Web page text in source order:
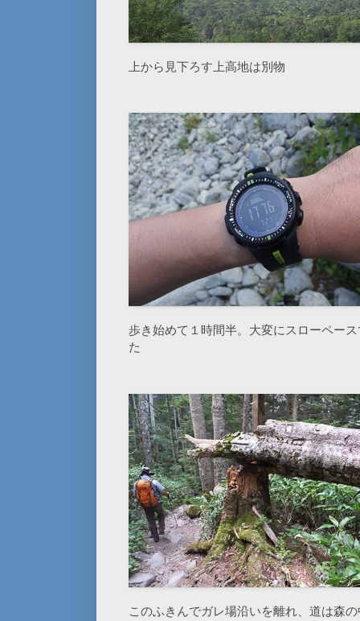
上から見下ろす上高地は別物
歩き始めて１時間半。大変にスローペー
た
このふきんでガレ場沿いを離れ、道は森